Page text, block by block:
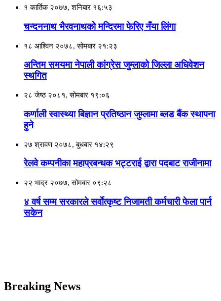
१ कार्तिक २०७७, शनिबार १६:५३
चन्दननाथ भैरवनाथको मन्दिरमा फेरिए नँया लिंगा
१८ आश्विन २०७८, सोमबार २१:२३
अन्तिम समयमा नेपाली कांग्रेस जुम्लाको जिल्ला अधिवेशन
स्थगित
२८ जेष्ठ २०८१, सोमबार १९:०६
कर्णाली स्वास्थ्या बिज्ञान प्रतिष्ठान जुम्लामा ब्लड बैंक स्थापना
हुने
२७ श्रावण २०७८, बुधबार १४:२९
रेलवे कम्पनीका महाप्रबन्धक भट्टराई द्वारा पदबाट राजीनामा
२२ भाद्र २०७७, सोमबार ०९:२८
४ वर्ष सम्म सरकारले सर्वाेत्कृष्ट निजामती कर्मचारी फेला पार्न
सकेन
Breaking News